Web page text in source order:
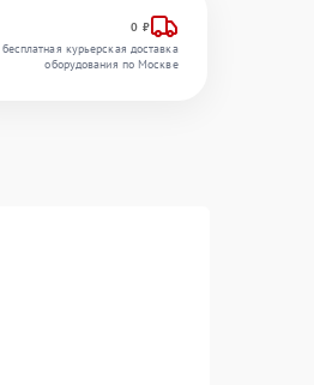
0 ₽
бесплатная курьерская доставка
оборудования по Москве